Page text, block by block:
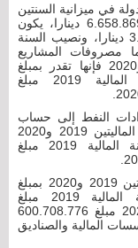
في ميزانية السنتين
الماليتين 2019 و2020 التي تقدر بمبلغ 6.658.869.660 دينارا، يكون
نصيب السنة المالية 2019 مبلغ 3.311.667.330 دينارا، ونصيب السنة
3.347.202.330 دينارا. أما مصروفات المشاريع
للدولة في ميزانية السنتين الماليتين 2019 و2020 فإنها تقدر بمبلغ
400.000.000 دينار، يكون نصيب السنة المالية 2019 مبلغ
النفط إلى حساب
احتياطي الأجيال القادمة في ميزانية السنتين الماليتين 2019 و2020
بمبلغ 41.172.000 دينار، يكون نصيب السنة المالية 2019 مبلغ
ويُقدر العجز في ميزانية الدولة للسنتين الماليتين 2019 و2020 بمبلغ
1.296.674.747 دينارا، يكون نصيب السنة المالية 2019 مبلغ
695.965.971 دينارا، ونصيب السنة المالية 2020 مبلغ 600.708.776
المالية والصناديق